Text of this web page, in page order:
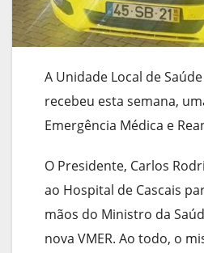
A Unidade Local de
recebeu esta semana,
Emergência Médica e
O Presidente, Carlos
ao Hospital de Cascais
mãos do Ministro da
nova VMER. Ao todo, o